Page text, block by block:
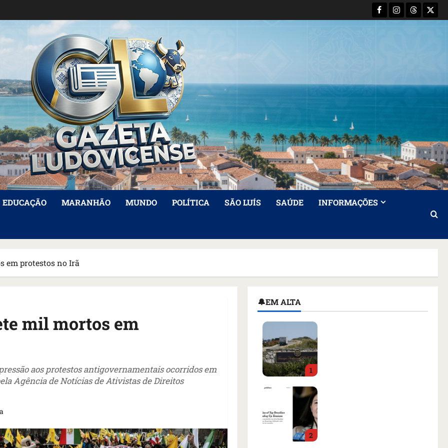
Facebook
Instagram
Threads
X-
EDUCAÇÃO MARANHÃO MUNDO POLÍTICA SÃO LUÍS SAÚDE INFORMAÇÕES
em protestos no Irã
mil mortos em
aos protestos antigovernamentais ocorridos em
Agência de Notícias de Ativistas de Direitos
🔔EM ALTA
1
2